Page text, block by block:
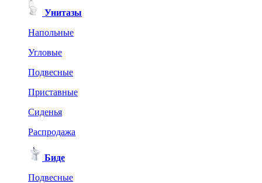
Унитазы
Напольные
Угловые
Подвесные
Приставные
Сиденья
Распродажа
Биде
Подвесные